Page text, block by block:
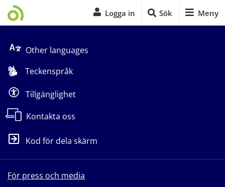
Logga in Sök Meny
Other languages
Teckenspråk
Tillgänglighet
Kontakta oss
Kod för dela skärm
För press och media